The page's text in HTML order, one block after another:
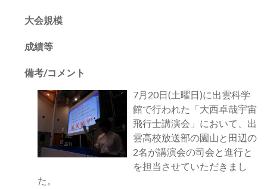
大会規模
成績等
備考/コメント
7月20日(土曜日)に出雲科学
館で行われた「大西卓哉宇宙
飛行士講演会」において、出
雲高校放送部の園山と田辺の
2名が講演会の司会と進行と
を担当させていただきまし
た。